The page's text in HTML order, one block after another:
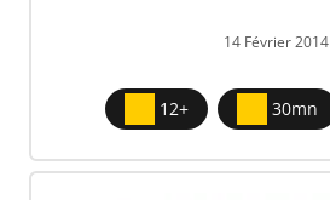
14 Février 2014
12+ 30mn